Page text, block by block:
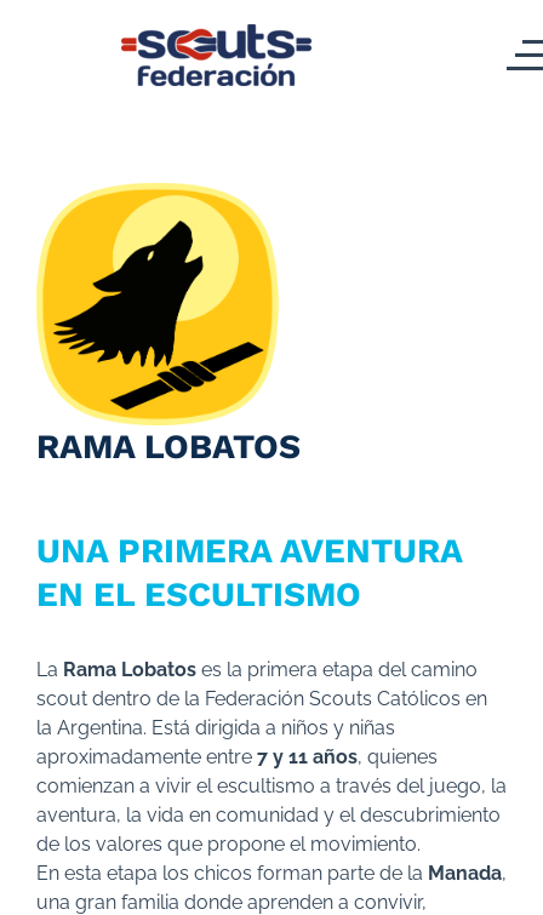
RAMA LOBATOS
UNA PRIMERA AVENTURA
EN EL ESCULTISMO
La Rama Lobatos es la primera etapa del camino
scout dentro de la Federación Scouts Católicos en
la Argentina. Está dirigida a niños y niñas
aproximadamente entre 7 y 11 años, quienes
comienzan a vivir el escultismo a través del juego, la
aventura, la vida en comunidad y el descubrimiento
de los valores que propone el movimiento.
En esta etapa los chicos forman parte de la Manada,
una gran familia donde aprenden a convivir,